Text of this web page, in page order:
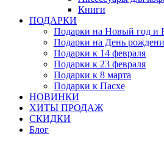
Книги
ПОДАРКИ
Подарки на Новый год и
Подарки на День
Подарки к 14 февраля
Подарки к 23 февраля
Подарки к 8 марта
Подарки к Пасхе
НОВИНКИ
ХИТЫ ПРОДАЖ
СКИДКИ
Блог